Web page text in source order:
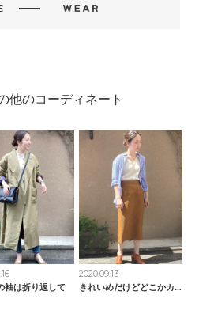
他のコーディネート
袖は折り返して
2020.09.13
きれいめだけどどこかカジュアル